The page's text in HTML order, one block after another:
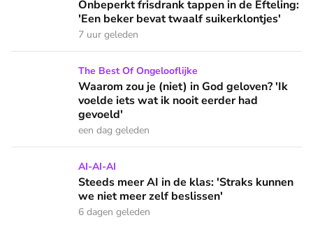
Onbeperkt frisdrank tappen in de Efteling:
'Een beker bevat twaalf suikerklontjes'
7 uur geleden
Waarom zou je (niet) in God geloven? 'Ik voelde iets wat
The Best Of Ongelooflijke
Waarom zou je (niet) in God geloven? 'Ik
voelde iets wat ik nooit eerder had
gevoeld'
een dag geleden
Steeds meer AI in de klas: 'Straks kunnen we niet meer
AI-AI-AI
Steeds meer AI in de klas: 'Straks kunnen
we niet meer zelf beslissen'
6 dagen geleden